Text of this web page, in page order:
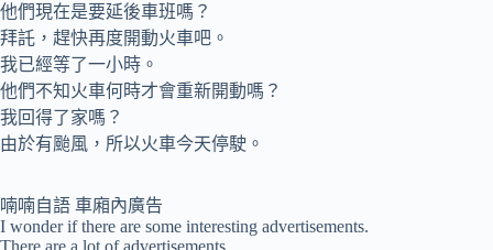
他們現在是要延後車班嗎？
拜託，趕快再度開動火車吧。
我已經等了一小時。
他們不知火車何時才會重新開動嗎？
我回得了家嗎？
由於有颱風，所以火車今天停駛。
喃喃自語 車廂內廣告
I wonder if there are some interesting advertisements.
There are a lot of advertisements.